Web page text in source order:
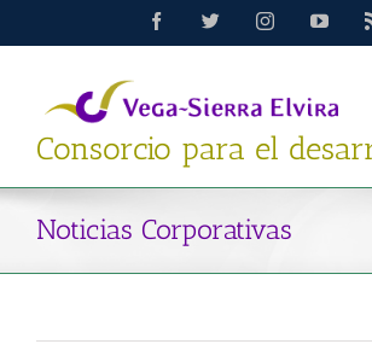
FacebookTwitterInstagram
Consorcio para el
Noticias Corporativas